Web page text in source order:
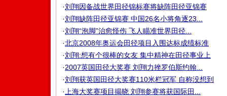
·刘翔因备战世界田径锦标赛将缺阵田径亚锦赛
·刘翔缺阵田径亚锦赛 中国26名小将角逐23...
·刘翔“泡脚”治愈怪伤 飞人瞄准世界田径...
·北京2008年奥运会田径项目入围达标成绩标准
·刘翔:想有个很棒的女友 集中精神在田径事业上
·2007英国田径大奖赛 刘翔力挫罗伯斯约翰...
·刘翔获英国田径大奖赛110米栏冠军 自称没想到
· 上海大奖赛项目揭晓 刘翔参赛将获国际田...